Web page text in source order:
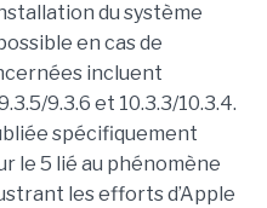
du système
en cas de
incluent
9.3.6 et 10.3.3/10.3.4.
spécifiquement
le 5 lié au phénomène
les efforts d’Apple